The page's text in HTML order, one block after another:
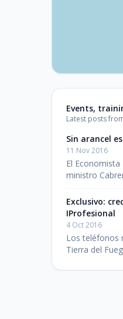
Events,
Latest posts
Sin arancel
11 Nov 2016
El
ministro
Exclusivo:
IProfesional
4 Oct 2016
Los teléfonos
Tierra del